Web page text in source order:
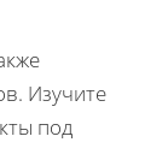
Изучите
под